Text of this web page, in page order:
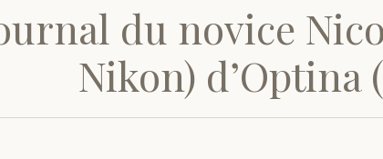
du novice
Nikon) d’Optina